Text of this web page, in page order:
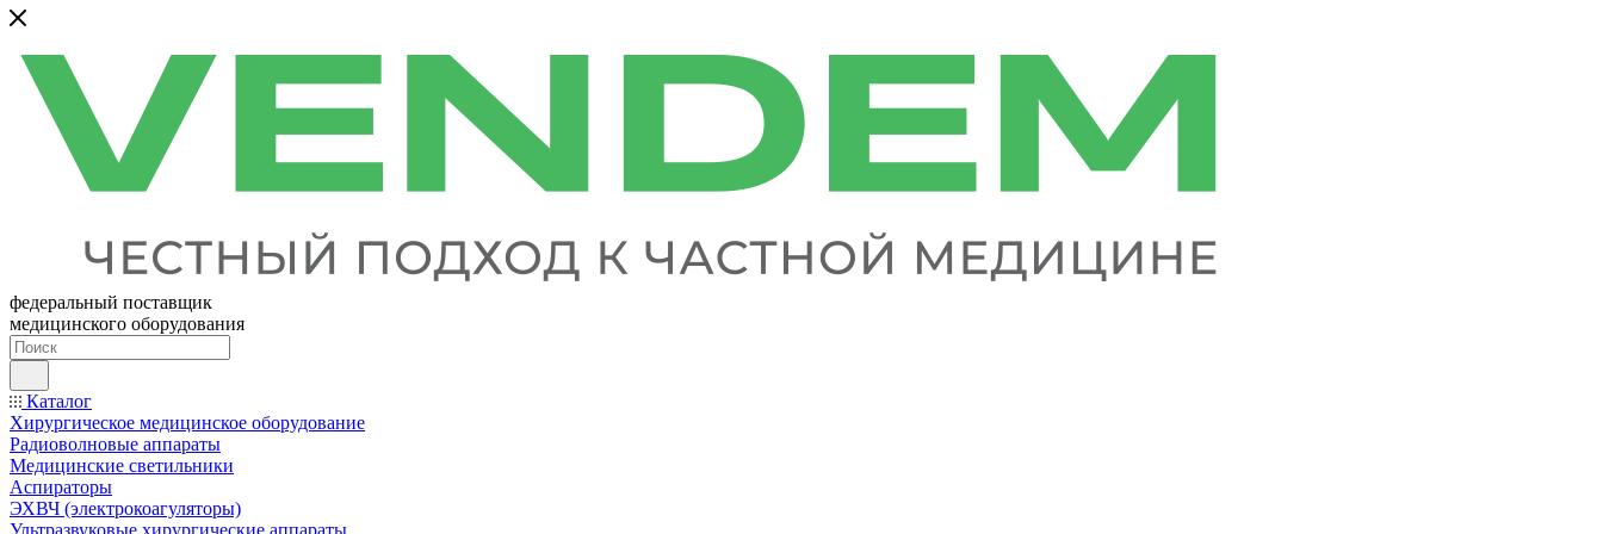
федеральный поставщик
медицинского оборудования
Каталог
Хирургическое медицинское оборудование
Радиоволновые аппараты
Медицинские светильники
Аспираторы
ЭХВЧ (электрокоагуляторы)
Ультразвуковые хирургические аппараты